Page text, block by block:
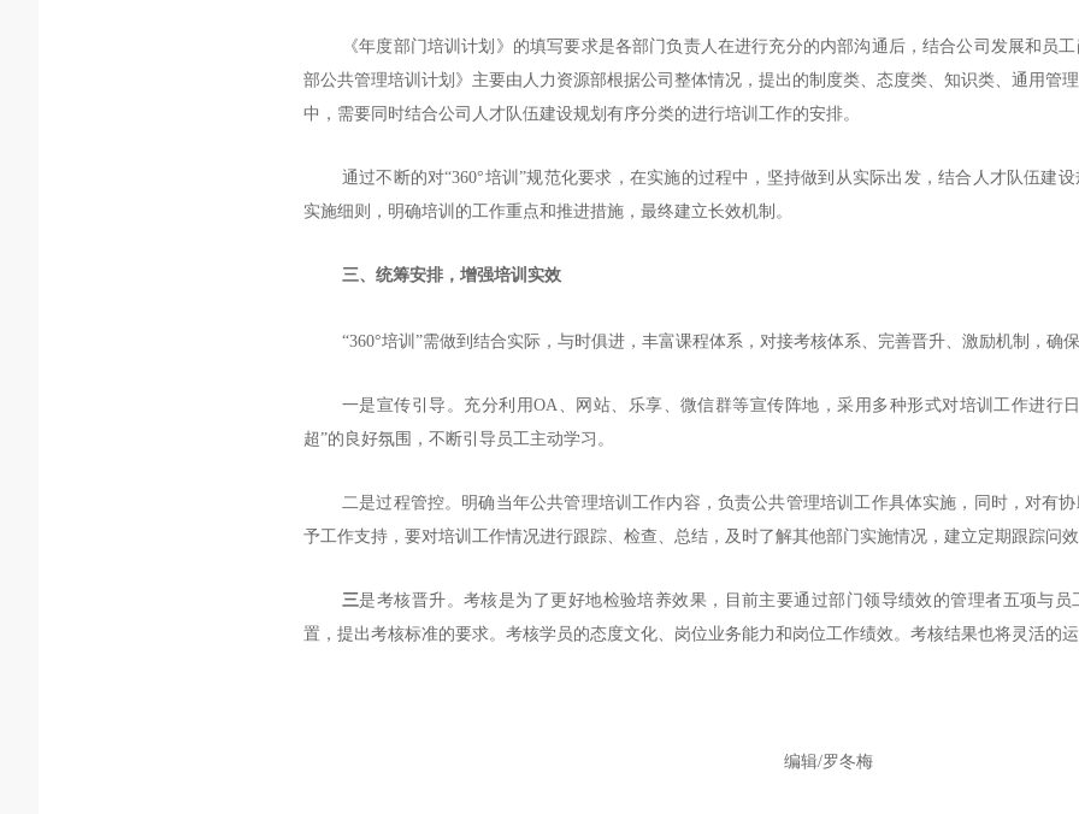
《年度部门培训计划》的填写要求是各部门负责人在进行充分的内部沟通后，结合公司发展和员
部公共管理培训计划》主要由人力资源部根据公司整体情况，提出的制度类、态度类、知识类、通用管
中，需要同时结合公司人才队伍建设规划有序分类的进行培训工作的安排。
通过不断的对“360°培训”规范化要求，在实施的过程中，坚持做到从实际出发，结合人才队伍建
实施细则，明确培训的工作重点和推进措施，最终建立长效机制。
三、 统筹安排，增强培训实效
“360°培训 ”需做到结合实际，与时俱进，丰富课程体系，对接考核体系、完善晋升、激励机制，确
一是宣传引导。充分利用OA、网站、乐享、微信群等宣传阵地，采用多种形式对培训工作进行
超”的良好氛围，不断引导员工主动学习。
二是过程管控。明确当年公共管理培训工作内容，负责公共管理培训工作具体实施，同时，对有
予工作支持，要对培训工作情况进行跟踪、检查、总结，及时了解其他部门实施情况，建立定期跟踪问
三是考核晋升。考核是为了更好地检验培养效果，目前主要通过部门领导绩效的管理者五项与
置，提出考核标准的要求。考核学员的态度文化、岗位业务能力和岗位工作绩效。考核结果也将灵活的
编辑/罗冬梅